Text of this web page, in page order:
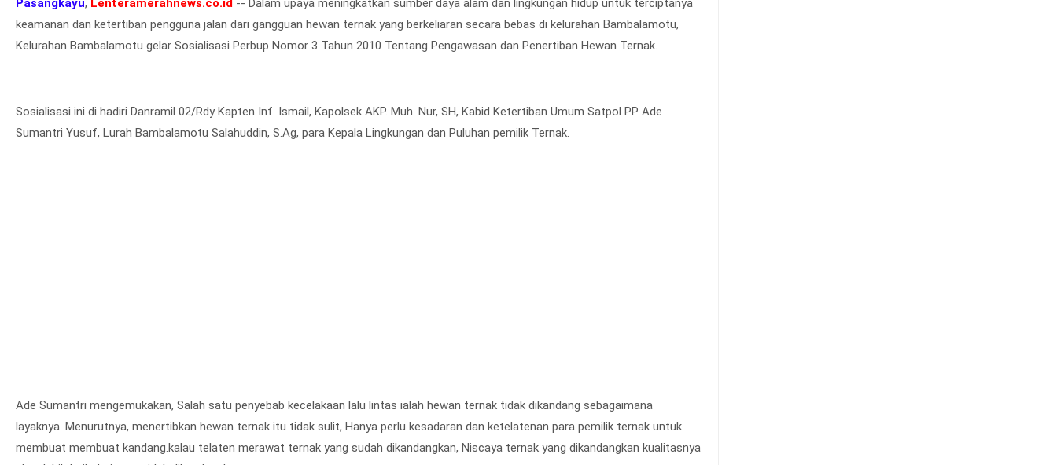
Pasangkayu, Lenteramerahnews.co.id -- Dalam upaya meningkatkan sumber daya alam dan lingkungan hidup untuk terciptanya
keamanan dan ketertiban pengguna jalan dari gangguan hewan ternak yang berkeliaran secara bebas di kelurahan Bambalamotu,
Kelurahan Bambalamotu gelar Sosialisasi Perbup Nomor 3 Tahun 2010 Tentang Pengawasan dan Penertiban Hewan Ternak.
Sosialisasi ini di hadiri Danramil 02/Rdy Kapten Inf. Ismail, Kapolsek AKP. Muh. Nur, SH, Kabid Ketertiban Umum Satpol PP Ade
Sumantri Yusuf, Lurah Bambalamotu Salahuddin, S.Ag, para Kepala Lingkungan dan Puluhan pemilik Ternak.
Ade Sumantri mengemukakan, Salah satu penyebab kecelakaan lalu lintas ialah hewan ternak tidak dikandang sebagaimana
layaknya. Menurutnya, menertibkan hewan ternak itu tidak sulit, Hanya perlu kesadaran dan ketelatenan para pemilik ternak untuk
membuat membuat kandang.kalau telaten merawat ternak yang sudah dikandangkan, Niscaya ternak yang dikandangkan kualitasnya